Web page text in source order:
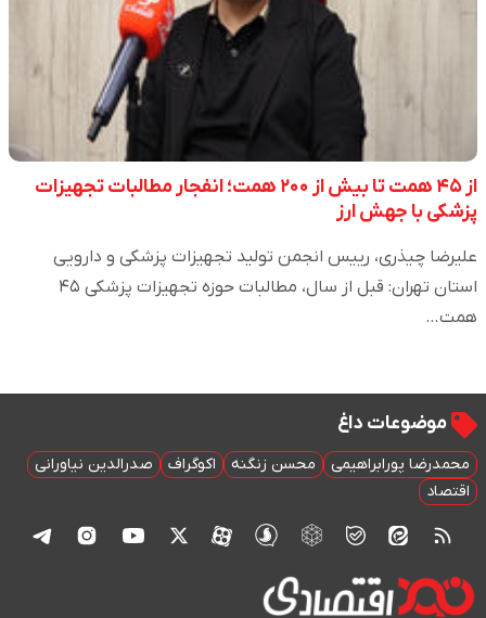
از ۴۵ همت تا بیش از ۲۰۰ همت؛ انفجار مطالبات تجهیزات
پزشکی با جهش ارز
علیرضا چیذری، رییس انجمن تولید تجهیزات پزشکی و دارویی
استان تهران: قبل از سال، مطالبات حوزه تجهیزات پزشکی ۴۵
همت…
موضوعات داغ
محمدرضا پورابراهیمی محسن زنگنه اکوگراف
صدرالدین نیاورانی
اقتصاد